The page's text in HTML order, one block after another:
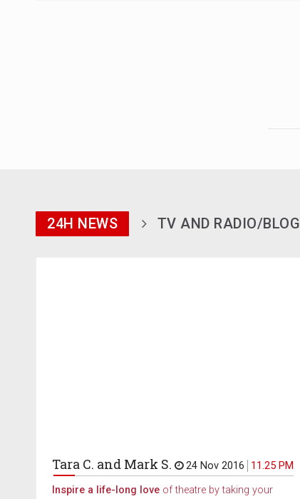
24H NEWS TV AND RADIO/BLOG
Tara C. and Mark S. 24 Nov 2016
11.25 PM
Inspire a life-long love of theatre by taking your